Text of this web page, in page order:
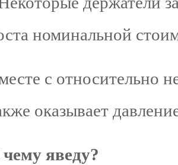
номинальной
с относительно
оказывает
яведу?